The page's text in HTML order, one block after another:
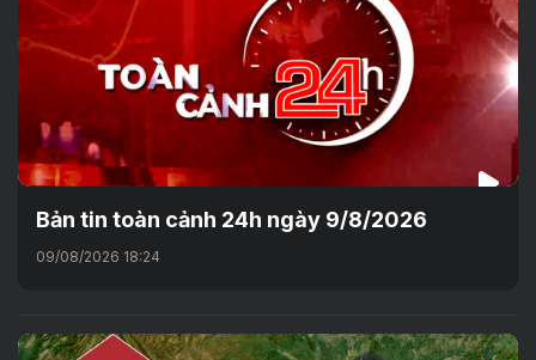
Bản tin toàn cảnh 24h ngày 9/8/2026
09/08/2026 18:24